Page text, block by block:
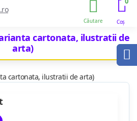
cartonata, ilustratii de
arta)